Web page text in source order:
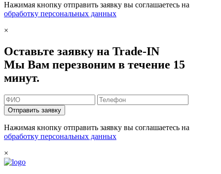
Нажимая кнопку отправить заявку вы соглашаетесь на
обработку персональных данных
×
Оставьте заявку на Trade-IN
Мы Вам перезвоним в течение 15
минут.
Отправить заявку
Нажимая кнопку отправить заявку вы соглашаетесь на
обработку персональных данных
×